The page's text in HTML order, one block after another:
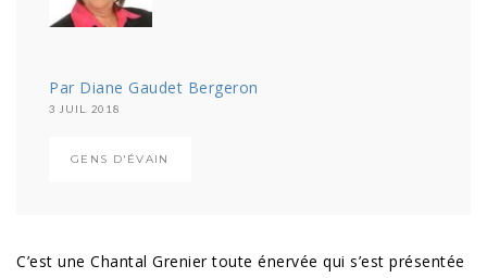
Par Diane Gaudet Bergeron
3 JUIL. 2018
GENS D'ÉVAIN
C’est une Chantal Grenier toute énervée qui s’est présentée